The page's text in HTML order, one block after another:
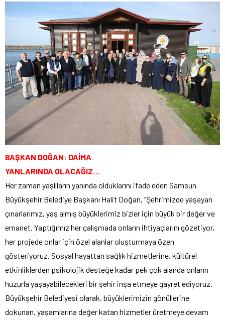
BAŞKAN DOĞAN: DAİMA
YANLARINDA OLACAĞIZ…
Her zaman yaşlıların yanında olduklarını ifade eden Samsun
Büyükşehir Belediye Başkanı Halit Doğan, “Şehrimizde yaşayan
çınarlarımız, yaş almış büyüklerimiz bizler için büyük bir değer ve
emanet. Yaptığımız her çalışmada onların ihtiyaçlarını gözetiyor,
her projede onlar için özel alanlar oluşturmaya özen
gösteriyoruz. Sosyal hayattan sağlık hizmetlerine, kültürel
etkinliklerden psikolojik desteğe kadar pek çok alanda onların
huzurla yaşayabilecekleri bir şehir inşa etmeye gayret ediyoruz.
Büyükşehir Belediyesi olarak, büyüklerimizin gönüllerine
dokunan, yaşamlarına değer katan hizmetler üretmeye devam